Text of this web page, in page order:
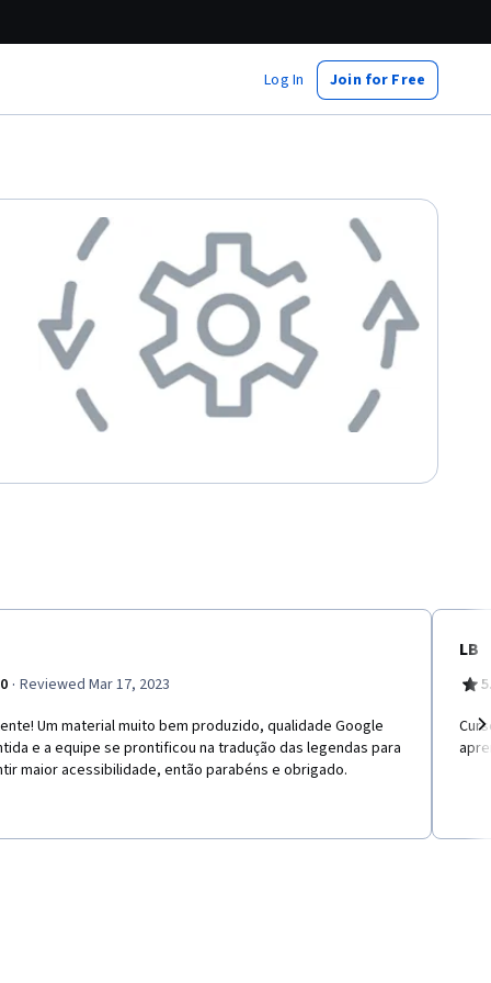
Log In Join for Free
· Reviewed Mar 17, 2023
Um material muito bem produzido, qualidade Google
e a equipe se prontificou na tradução das legendas para
maior acessibilidade, então parabéns e obrigado.
LB